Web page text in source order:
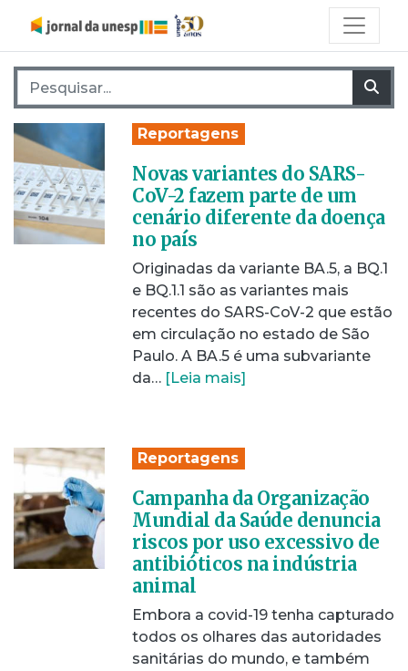
Pesquisar por:
Reportagens
Novas variantes do SARS-
CoV-2 fazem parte de um
cenário diferente da doença
no país
Originadas da variante BA.5, a BQ.1
e BQ.1.1 são as variantes mais
recentes do SARS-CoV-2 que estão
em circulação no estado de São
Paulo. A BA.5 é uma subvariante
da… [Leia mais]
Reportagens
Campanha da Organização
Mundial da Saúde denuncia
riscos por uso excessivo de
antibióticos na indústria
animal
Embora a covid-19 tenha capturado
todos os olhares das autoridades
sanitárias do mundo, e também